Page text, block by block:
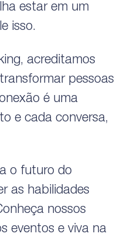
estar em um
isso.
acreditamos
pessoas
é uma
e cada conversa,
o futuro do
as habilidades
nossos
eventos e viva na